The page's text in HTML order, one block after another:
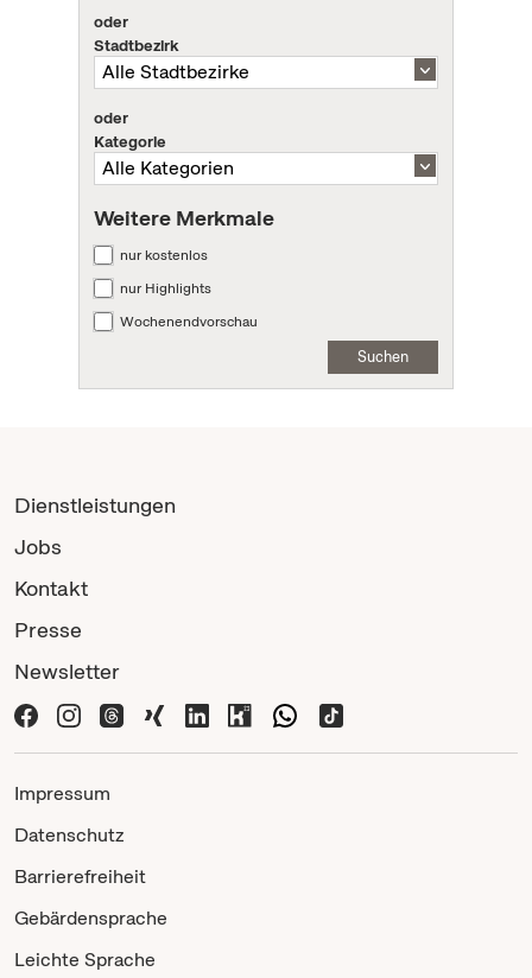
oder
Stadtbezirk
oder
Kategorie
Weitere Merkmale
nur kostenlos
nur Highlights
Wochenendvorschau
Suchen
Dienstleistungen
Jobs
Kontakt
Presse
Newsletter
Impressum
Datenschutz
Barrierefreiheit
Gebärdensprache
Leichte Sprache